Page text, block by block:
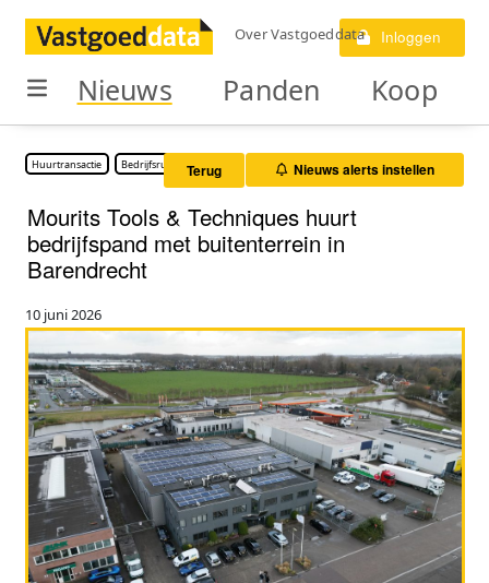
Over Vastgoeddata Inloggen
Nieuws Panden Koop
Huurtransactie Bedrijfsruimte Terug Nieuws alerts instellen
Mourits Tools & Techniques huurt
bedrijfspand met buitenterrein in
Barendrecht
10 juni 2026